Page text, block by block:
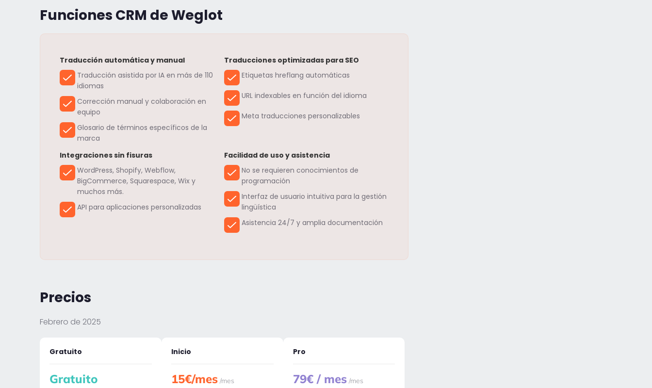
Funciones CRM de Weglot
Traducción automática y manual
Traducción asistida por IA en más de 110
idiomas
Corrección manual y colaboración en
equipo
Glosario de términos específicos de la
marca
Traducciones optimizadas para SEO
Etiquetas hreflang automáticas
URL indexables en función del idioma
Meta traducciones personalizables
Integraciones sin fisuras
WordPress, Shopify, Webflow,
BigCommerce, Squarespace, Wix y
muchos más.
API para aplicaciones personalizadas
Facilidad de uso y asistencia
No se requieren conocimientos de
programación
Interfaz de usuario intuitiva para la gestión
lingüística
Asistencia 24/7 y amplia documentación
Precios
Febrero de 2025
Gratuito
Gratuito
Inicio
15€/mes/mes
Pro
79€ / mes/mes